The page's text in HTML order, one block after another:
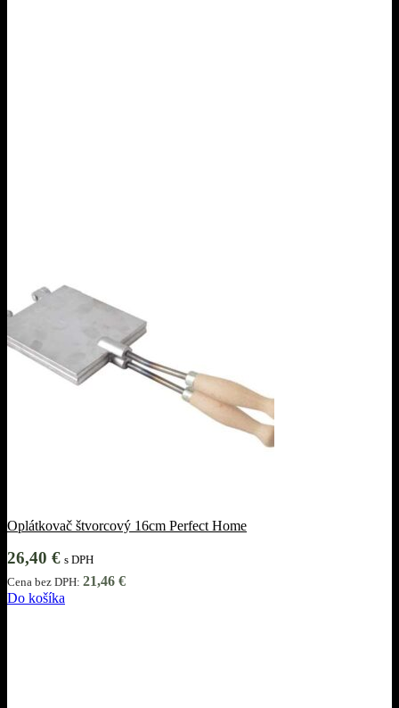
Oplátkovač štvorcový 16cm Perfect Home
26,40 € s DPH
Cena bez DPH: 21,46 €
Do košíka